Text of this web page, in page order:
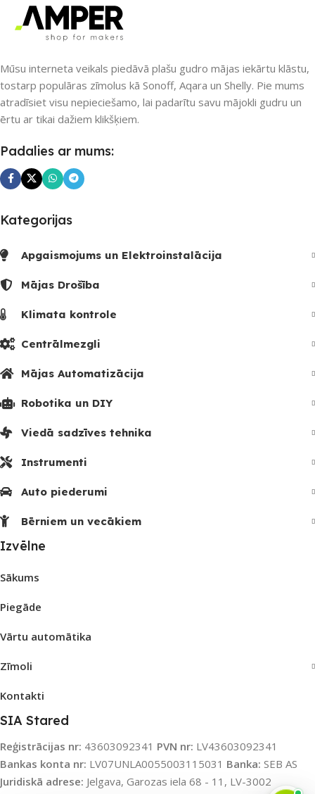
PIEEJAMS UZREIZ
Nē
UZREIZ PIEEJAMAIS
SKAITS
Mūsu interneta veikals piedāvā plašu gudro mājas iekārtu klāstu,
tostarp populāras zīmolus kā Sonoff, Aqara un Shelly. Pie mums
atradīsiet visu nepieciešamo, lai padarītu savu mājokli gudru un
ērtu ar tikai dažiem klikšķiem.
Padalies ar mums:
Kategorijas
Apgaismojums un Elektroinstalācija
Mājas Drošība
Klimata kontrole
Centrālmezgli
Mājas Automatizācija
Robotika un DIY
Viedā sadzīves tehnika
Instrumenti
Auto piederumi
Bērniem un vecākiem
Izvēlne
Sākums
Piegāde
Vārtu automātika
Zīmoli
Kontakti
SIA Stared
Reģistrācijas nr: 43603092341 PVN nr: LV43603092341
Bankas konta nr: LV07UNLA0055003115031 Banka: SEB AS
Juridiskā adrese: Jelgava, Garozas iela 68 - 11, LV-3002